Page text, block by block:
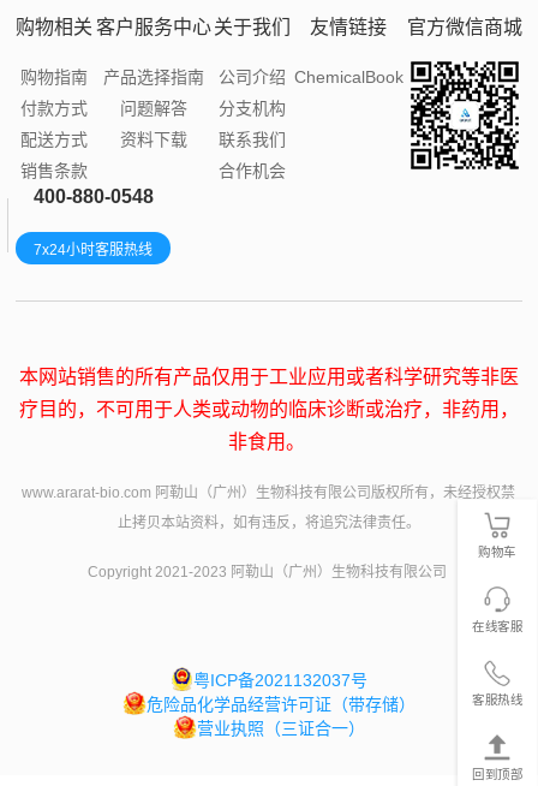
购物相关
购物指南
付款方式
配送方式
销售条款
客户服务中心
产品选择指南
问题解答
资料下载
关于我们
公司介绍
分支机构
联系我们
合作机会
友情链接
ChemicalBook
官方微信商城
400-880-0548
7x24小时客服热线
本网站销售的所有产品仅用于工业应用或者科学研究等非医
疗目的，不可用于人类或动物的临床诊断或治疗，非药用，
非食用。
www.ararat-bio.com 阿勒山（广州）生物科技有限公司版权所有，未经授权禁
止拷贝本站资料，如有违反，将追究法律责任。
Copyright 2021-2023 阿勒山（广州）生物科技有限公司
粤ICP备2021132037号
危险品化学品经营许可证（带存储）
营业执照（三证合一）
购物车
在线客服
客服热线
回到顶部